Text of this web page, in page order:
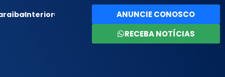
Interior
ANUNCIE CONOSCO
RECEBA NOTÍCIAS